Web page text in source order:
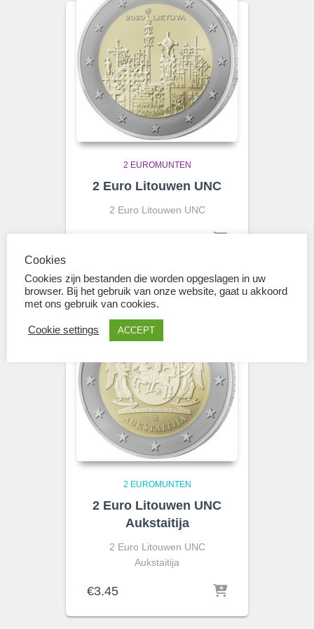
2 EUROMUNTEN
2 Euro Litouwen UNC
2 Euro Litouwen UNC
2 EUROMUNTEN
2 Euro Litouwen UNC
Aukstaitija
2 Euro Litouwen UNC
Aukstaitija
€3.45
Cookies
Cookies zijn bestanden die worden opgeslagen in uw
browser. Bij het gebruik van onze website, gaat u akkoord
met ons gebruik van cookies.
Cookie settings ACCEPT